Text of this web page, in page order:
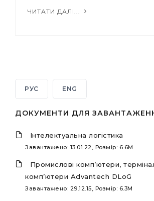
ЧИТАТИ ДАЛІ...
РУС ENG
ДОКУМЕНТИ ДЛЯ
Інтелектуальна логістика
Завантажено: 13.01.22, Розмір: 6.6M
Промислові комп’ютери,
комп’ютери Advantech DLoG
Завантажено: 29.12.15, Розмір: 6.3M